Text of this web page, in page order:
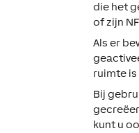
die het
of zijn
Als er
ruimte
Bij
kunt u